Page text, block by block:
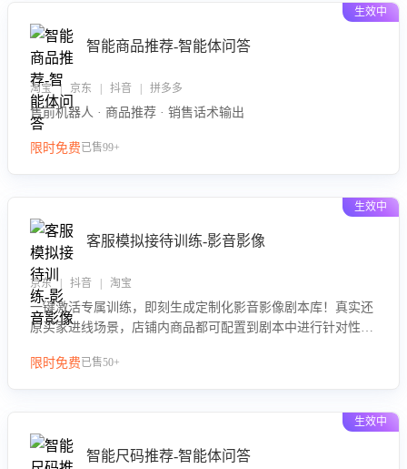
生效中
智能商品推荐-智能体问答
淘宝 | 京东 | 抖音 | 拼多多
售前机器人 · 商品推荐 · 销售话术输出
限时免费已售99+
生效中
客服模拟接待训练-影音影像
京东 | 抖音 | 淘宝
一键激活专属训练，即刻生成定制化影音影像剧本库！真实还
原买家进线场景，店铺内商品都可配置到剧本中进行针对性训
即开通”，快速获取影音影像类目剧本，一键开启客服培训。
限时免费已售50+
生效中
智能尺码推荐-智能体问答